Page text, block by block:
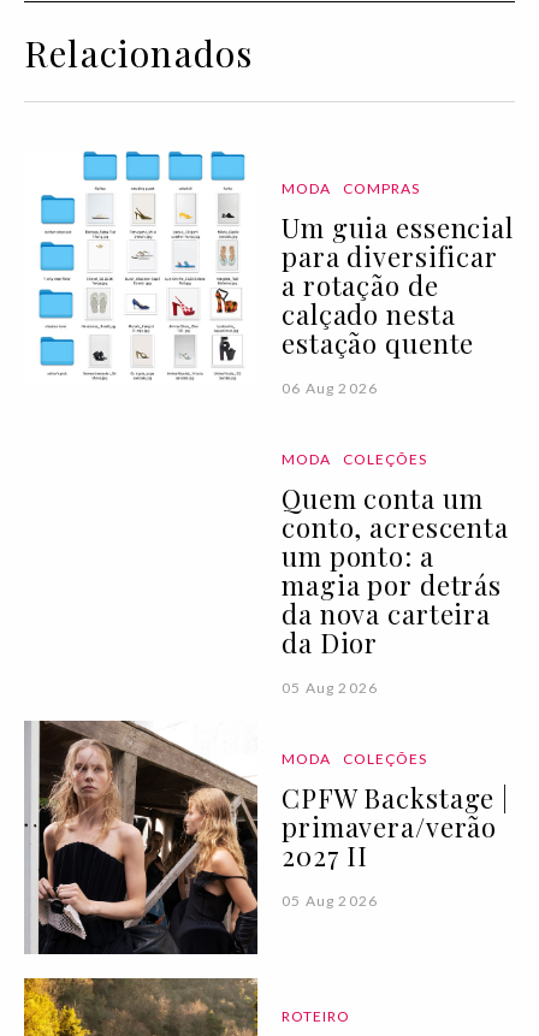
Relacionados
MODA COMPRAS
Um guia essencial
para diversificar
a rotação de
calçado nesta
estação quente
06 Aug 2026
MODA COLEÇÕES
Quem conta um
conto, acrescenta
um ponto: a
magia por detrás
da nova carteira
da Dior
05 Aug 2026
MODA COLEÇÕES
CPFW Backstage |
primavera/verão
2027 II
05 Aug 2026
ROTEIRO